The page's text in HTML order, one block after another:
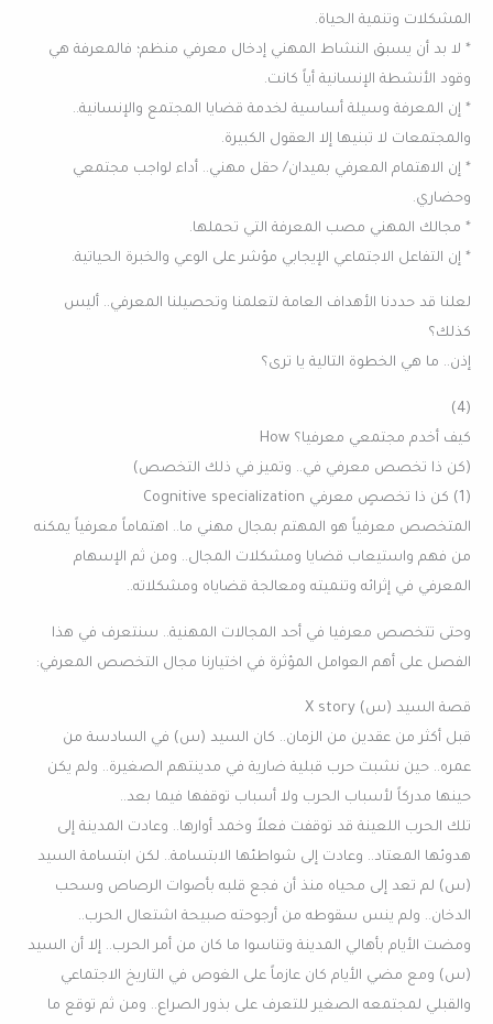
المشكلات وتنمية الحياة.
* لا بد أن يسبق النشاط المهني إدخال معرفي منظم؛ فالمعرفة هي
وقود الأنشطة الإنسانية أياً كانت.
* إن المعرفة وسيلة أساسية لخدمة قضايا المجتمع والإنسانية..
والمجتمعات لا تبنيها إلا العقول الكبيرة.
* إن الاهتمام المعرفي بميدان/ حقل مهني.. أداء لواجب مجتمعي
وحضاري.
* مجالك المهني مصب المعرفة التي تحملها.
* إن التفاعل الاجتماعي الإيجابي مؤشر على الوعي والخبرة الحياتية.
لعلنا قد حددنا الأهداف العامة لتعلمنا وتحصيلنا المعرفي.. أليس
كذلك؟
إذن.. ما هي الخطوة التالية يا ترى؟
(4)
كيف أخدم مجتمعي معرفيا؟ How
(كن ذا تخصص معرفي في.. وتميز في ذلك التخصص)
(1) كن ذا تخصصٍ معرفي Cognitive specialization
المتخصص معرفياً هو المهتم بمجال مهني ما.. اهتماماً معرفياً يمكنه
من فهم واستيعاب قضايا ومشكلات المجال.. ومن ثم الإسهام
المعرفي في إثرائه وتنميته ومعالجة قضاياه ومشكلاته..
وحتى تتخصص معرفيا في أحد المجالات المهنية.. سنتعرف في هذا
الفصل على أهم العوامل المؤثرة في اختيارنا مجال التخصص المعرفي:
قصة السيد (س) X story
قبل أكثر من عقدين من الزمان.. كان السيد (س) في السادسة من
عمره.. حين نشبت حرب قبلية ضارية في مدينتهم الصغيرة.. ولم يكن
حينها مدركاً لأسباب الحرب ولا أسباب توقفها فيما بعد..
تلك الحرب اللعينة قد توقفت فعلاً وخمد أوارها.. وعادت المدينة إلى
هدوئها المعتاد.. وعادت إلى شواطئها الابتسامة.. لكن ابتسامة السيد
(س) لم تعد إلى محياه منذ أن فجع قلبه بأصوات الرصاص وسحب
الدخان.. ولم ينس سقوطه من أرجوحته صبيحة اشتعال الحرب..
ومضت الأيام بأهالي المدينة وتناسوا ما كان من أمر الحرب.. إلا أن السيد
(س) ومع مضي الأيام كان عازماً على الغوص في التاريخ الاجتماعي
والقبلي لمجتمعه الصغير للتعرف على بذور الصراع.. ومن ثم توقع ما